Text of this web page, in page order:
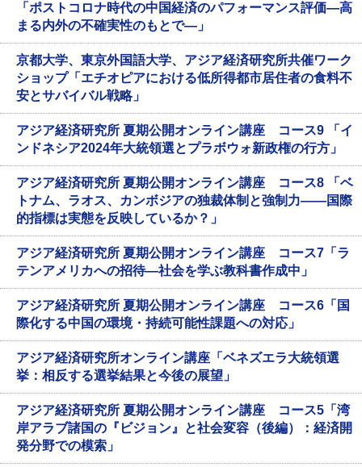
「ポストコロナ時代の中国経済のパフォーマンス評価―高
まる内外の不確実性のもとで―」
京都大学、東京外国語大学、アジア経済研究所共催ワーク
ショップ「エチオピアにおける低所得都市居住者の食料不
安とサバイバル戦略」
アジア経済研究所 夏期公開オンライン講座 コース9 「イ
ンドネシア2024年大統領選とプラボウォ新政権の行方」
アジア経済研究所 夏期公開オンライン講座 コース8 「ベ
トナム、ラオス、カンボジアの独裁体制と強制力――国際
的指標は実態を反映しているか？」
アジア経済研究所 夏期公開オンライン講座 コース7「ラ
テンアメリカへの招待―社会を学ぶ教科書作成中」
アジア経済研究所 夏期公開オンライン講座 コース6「国
際化する中国の環境・持続可能性課題への対応」
アジア経済研究所オンライン講座「ベネズエラ大統領選
挙：相反する選挙結果と今後の展望」
アジア経済研究所 夏期公開オンライン講座 コース5「湾
岸アラブ諸国の『ビジョン』と社会変容（後編）：経済開
発分野での模索」